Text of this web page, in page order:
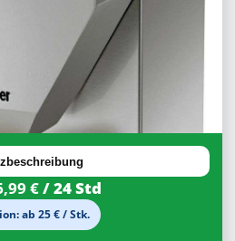
€/ 24 Std
ab 25 € / Stk.